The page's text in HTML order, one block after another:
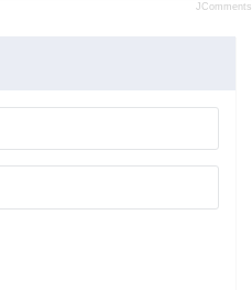
JComments